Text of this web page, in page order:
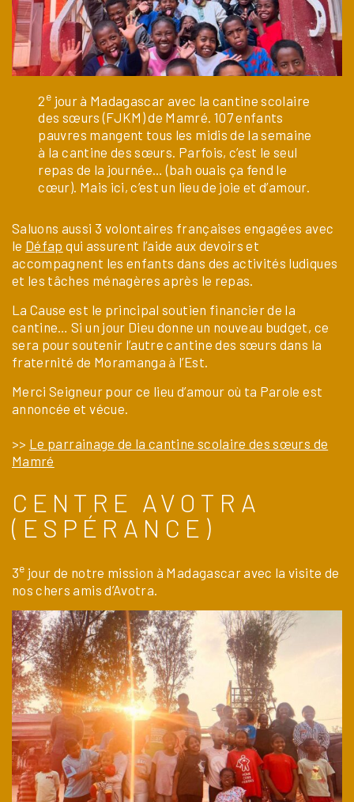
2e jour à Madagascar avec la cantine scolaire
des sœurs (FJKM) de Mamré. 107 enfants
pauvres mangent tous les midis de la semaine
à la cantine des sœurs. Parfois, c’est le seul
repas de la journée… (bah ouais ça fend le
cœur). Mais ici, c’est un lieu de joie et d’amour.
Saluons aussi 3 volontaires françaises engagées avec
le Défap qui assurent l’aide aux devoirs et
accompagnent les enfants dans des activités ludiques
et les tâches ménagères après le repas.
La Cause est le principal soutien financier de la
cantine… Si un jour Dieu donne un nouveau budget, ce
sera pour soutenir l’autre cantine des sœurs dans la
fraternité de Moramanga à l’Est.
Merci Seigneur pour ce lieu d’amour où ta Parole est
annoncée et vécue.
>> Le parrainage de la cantine scolaire des sœurs de
Mamré
CENTRE AVOTRA
(ESPÉRANCE)
3e jour de notre mission à Madagascar avec la visite de
nos chers amis d’Avotra.